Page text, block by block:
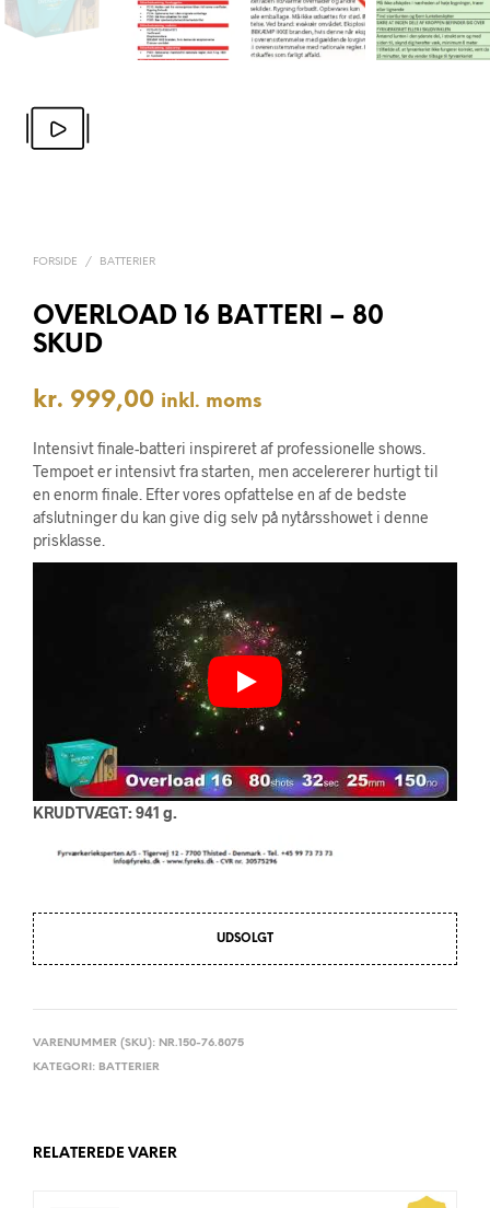
FORSIDE / BATTERIER
OVERLOAD 16 BATTERI – 80
SKUD
kr. 999,00 inkl. moms
Intensivt finale-batteri inspireret af professionelle shows.
Tempoet er intensivt fra starten, men accelererer hurtigt til
en enorm finale. Efter vores opfattelse en af de bedste
afslutninger du kan give dig selv på nytårsshowet i denne
prisklasse.
KRUDTVÆGT: 941 g.
UDSOLGT
VARENUMMER (SKU): NR.150-76.8075
KATEGORI: BATTERIER
RELATEREDE VARER